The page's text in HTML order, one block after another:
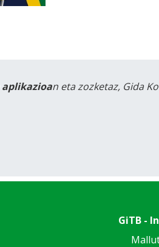
n eta zozketaz, Gida
GiTB -